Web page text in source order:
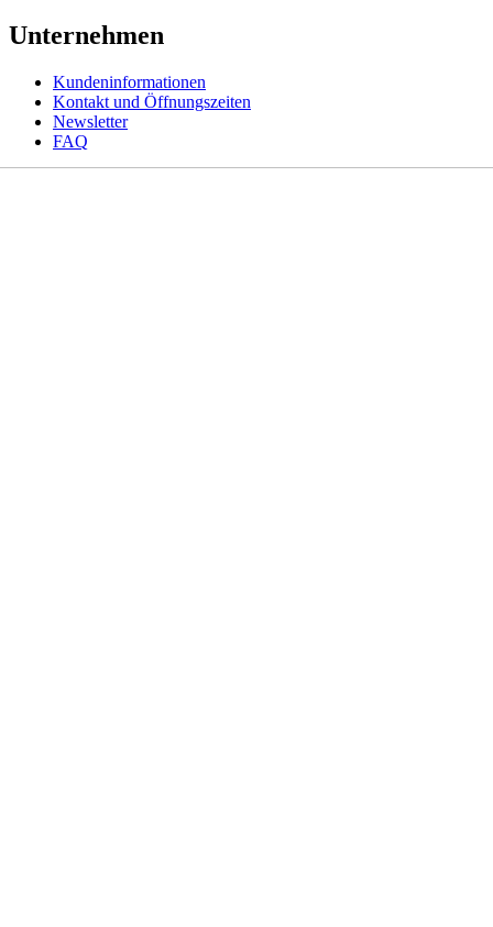
Unternehmen
Kundeninformationen
Kontakt und Öffnungszeiten
Newsletter
FAQ